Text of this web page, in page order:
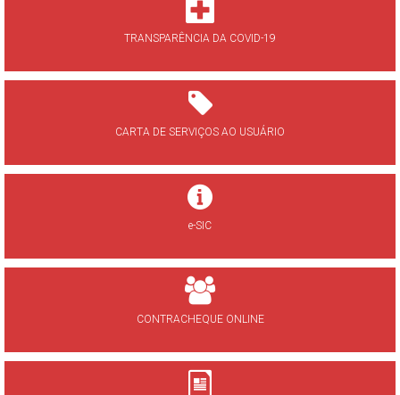
TRANSPARÊNCIA DA COVID-19
CARTA DE SERVIÇOS AO USUÁRIO
e-SIC
CONTRACHEQUE ONLINE